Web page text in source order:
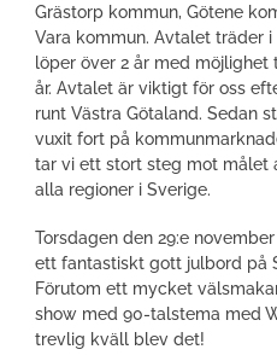
Grästorp kommun, Götene
Vara kommun. Avtalet träder
löper över 2 år med
år. Avtalet är viktigt för oss
runt Västra Götaland. Sedan
vuxit fort på
tar vi ett stort steg mot målet
alla regioner i Sverige.
Torsdagen den 29:e
ett fantastiskt gott julbord på
Förutom ett mycket
show med 90-talstema med
trevlig kväll blev det!